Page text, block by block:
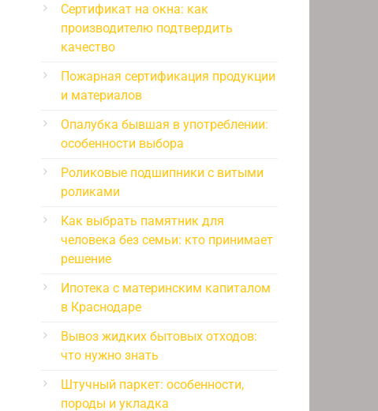
Сертификат на окна: как
производителю подтвердить
качество
Пожарная сертификация продукции
и материалов
Опалубка бывшая в употреблении:
особенности выбора
Роликовые подшипники с витыми
роликами
Как выбрать памятник для
человека без семьи: кто принимает
решение
Ипотека с материнским капиталом
в Краснодаре
Вывоз жидких бытовых отходов:
что нужно знать
Штучный паркет: особенности,
породы и укладка